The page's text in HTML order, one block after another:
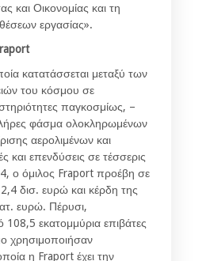
και Οικονομίας και τη
εργασίας».
κατατάσσεται μεταξύ των
του κόσμου σε
παγκοσμίως, –
φάσμα ολοκληρωμένων
αερολιμένων και
και επενδύσεις σε τέσσερις
ο όμιλος Fraport προέβη σε
δισ. ευρώ και κέρδη της
ευρώ. Πέρυσι,
108,5 εκατομμύρια επιβάτες
χρησιμοποιήσαν
η Fraport έχει την